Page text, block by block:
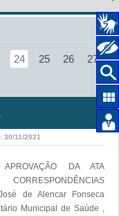
24 25 26
27
30/11/2021
DA ATA
de Alencar Fonseca
Municipal de Saúde ,